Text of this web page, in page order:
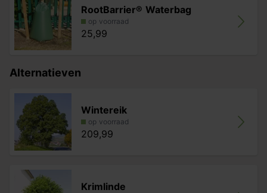
RootBarrier® Waterbag
op voorraad
25,99
Alternatieven
Wintereik
op voorraad
209,99
Krimlinde